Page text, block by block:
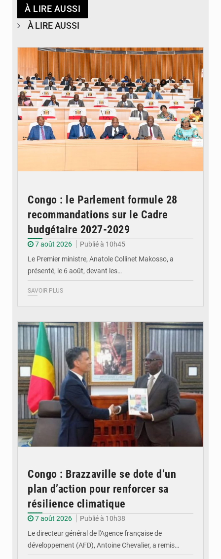
À LIRE AUSSI
À LIRE AUSSI
Congo : le Parlement formule 28
recommandations sur le Cadre
budgétaire 2027-2029
7 août 2026
Publié à 10h45
Le Premier ministre, Anatole Collinet Makosso, a
présenté, le 6 août, devant les…
SAVOIR PLUS
Congo : Brazzaville se dote d’un
plan d’action pour renforcer sa
résilience climatique
7 août 2026
Publié à 10h38
Le directeur général de l'Agence française de
développement (AFD), Antoine Chevalier, a remis…